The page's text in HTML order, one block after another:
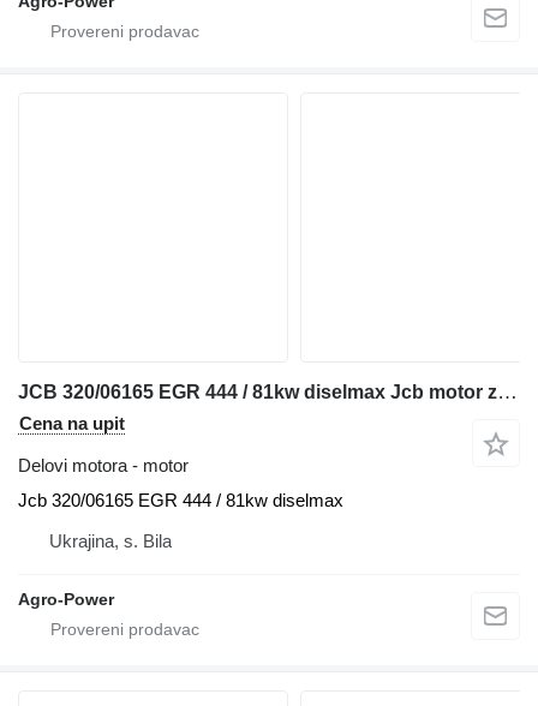
JCB 320/06165 EGR 444 / 81kw diselmax Jcb motor za teleskopskog utovarivača
Cena na upit
Delovi motora - motor
Jcb 320/06165 EGR 444 / 81kw diselmax
Ukrajina, s. Bila
Agro-Power